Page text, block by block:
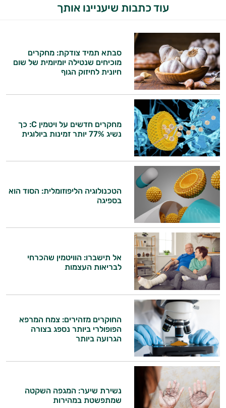
עוד כתבות שיעניינו אותך
סבתא תמיד צודקת: מחקרים
מוכיחים שנטילה יומיומית של שום
חיונית לחיזוק הגוף
מחקרים חדשים על ויטמין C: כך
נשיג 77% יותר זמינות ביולוגית
הטכנולוגיה הליפוזומלית: הסוד הוא
בספיגה
אל תישברו: הוויטמין שהכרחי
לבריאות העצמות
החוקרים מזהירים: צמח המרפא
הפופולרי ביותר נספג בצורה
הגרועה ביותר
נשירת שיער: המגפה השקטה
שמתפשטת במהירות